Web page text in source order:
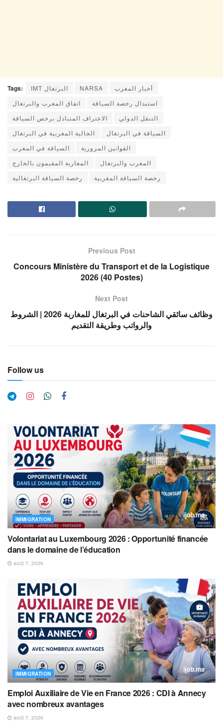
Tags: IMT البرتغال NARSA
أخبار المغرب
اتفاق المغرب والبرتغال
استبدال رخصة السياقة
الاعتراف المتبادل برخص السياقة
التنقل الدولي
الجالية المغربية في البرتغال
السياقة في البرتغال
السياقة في المغرب
القوانين المرورية
المغاربة المقيمون بالخارج
المغرب والبرتغال
رخصة السياقة البرتغالية
رخصة السياقة المغربية
Previous Post
Concours Ministère du Transport et de la Logistique
2026 (40 Postes)
Next Post
وظائف سائقي الشاحنات في البرتغال للمغاربة 2026 | الشروط
والرواتب وطريقة التقديم
Follow us
IMMIGRATION
Volontariat au Luxembourg 2026 : Opportunité financée
dans le domaine de l’éducation
août 7, 2026
IMMIGRATION
Emploi Auxiliaire de Vie en France 2026 : CDI à Annecy
avec nombreux avantages
août 7, 2026